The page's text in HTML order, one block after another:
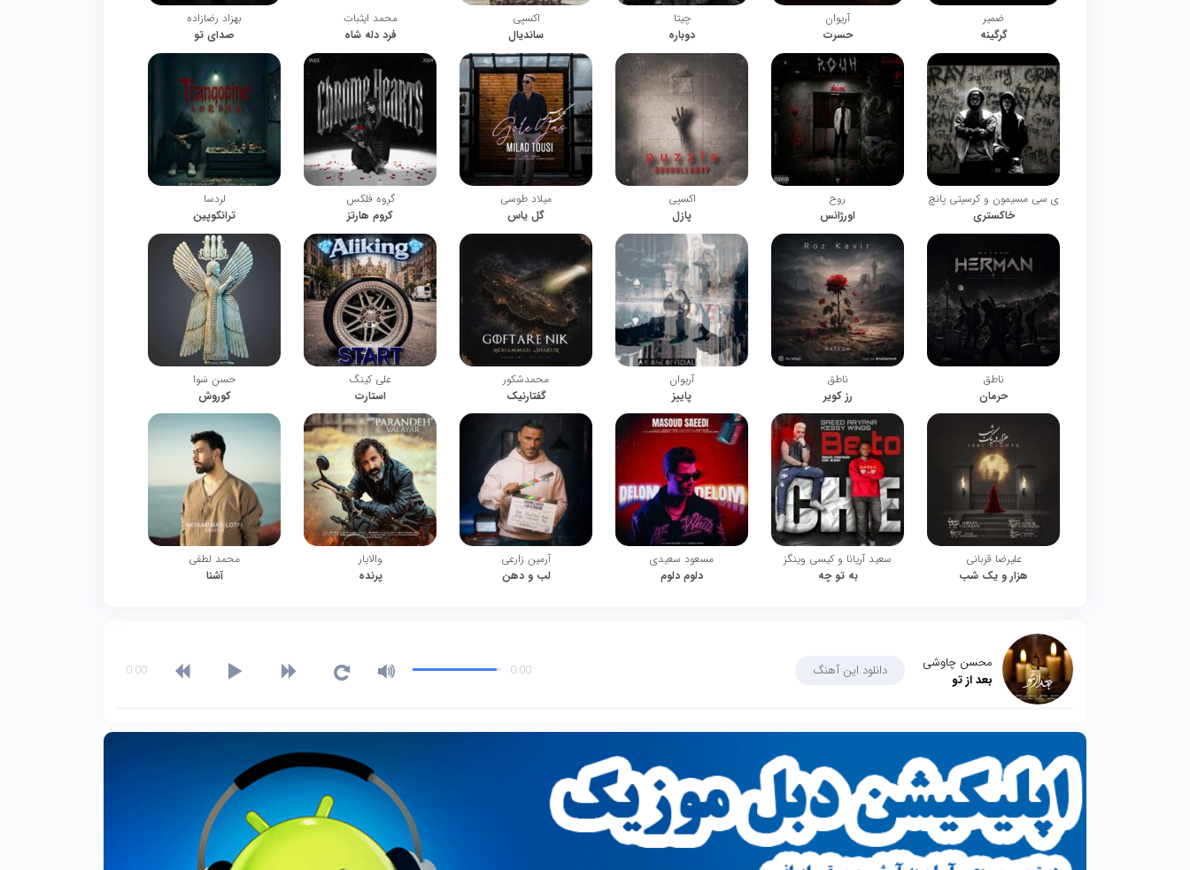
ضمیر
گرگینه
آریوان
حسرت
چیتا
دوباره
اکسپی
ساندیال
محمد ایثبات
فرد دله شاه
بهزاد رضازاده
صدای تو
ی سی مسیمون و کرسیتی پانچ
خاکستری
روح
اورژانس
اکسپی
پازل
میلاد طوسی
گل یاس
گروه فلکس
کروم هارتز
لردسا
ترانکوپین
ناطق
حرمان
ناطق
رز کویر
آریوان
پاییز
محمدشکور
گفتارنیک
علی کینگ
استارت
حسن سَوا
کوروش
علیرضا قربانی
هزار و یک شب
سعید آریانا و کیسی وینگز
به تو چه
مسعود سعیدی
دلوم دلوم
آرمین زارعی
لب و دهن
والایار
پرنده
محمد لطفی
آشنا
محسن چاوشی
بعد از تو
دانلود این آهنگ 0:00
0:00